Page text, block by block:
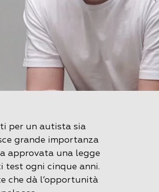
per un autista sia
grande importanza
approvata una legge
test ogni cinque anni.
che dà l’opportunità